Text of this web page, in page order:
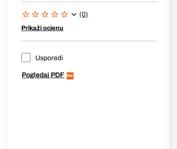
(0)
Prikaži ocjenu
Usporedi
Pogledaj PDF